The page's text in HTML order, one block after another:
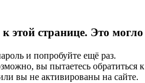
этой странице. Это
и попробуйте ещё раз.
вы пытаетесь
вы не активированы на сайте.